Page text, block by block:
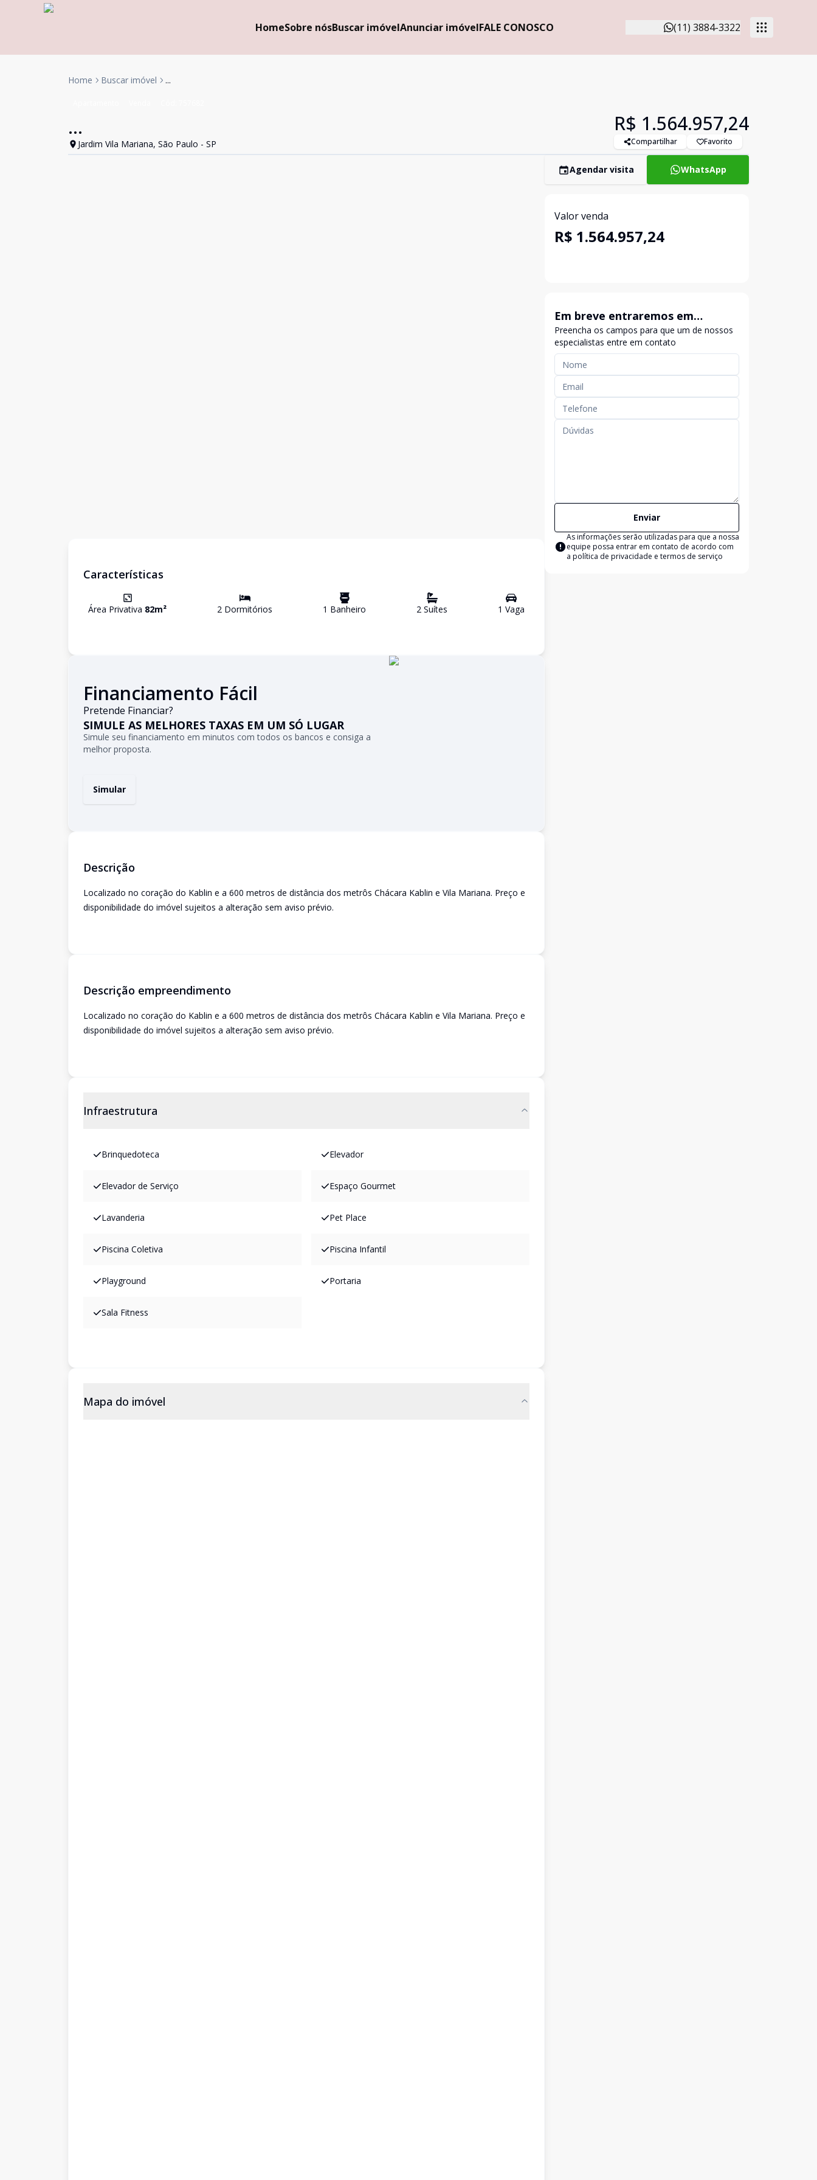
HomeSobre nósBuscar imóvelAnunciar imóvelFALE CONOSCO (11) 3884-3322
Home Buscar imóvel ...
...
Jardim Vila Mariana, São Paulo - SP
R$ 1.564.957,24
Compartilhar Favorito
Características
Área Privativa 82m² 2 Dormitórios 1 Banheiro 2 Suítes 1 Vaga
Financiamento Fácil
Pretende Financiar?
SIMULE AS MELHORES TAXAS EM UM SÓ LUGAR
Simule seu financiamento em minutos com todos os bancos e consiga a
melhor proposta.
Simular
Descrição
Localizado no coração do Kablin e a 600 metros de distância dos metrôs Chácara Kablin e Vila Mariana. Preço e
disponibilidade do imóvel sujeitos a alteração sem aviso prévio.
Descrição empreendimento
Localizado no coração do Kablin e a 600 metros de distância dos metrôs Chácara Kablin e Vila Mariana. Preço e
disponibilidade do imóvel sujeitos a alteração sem aviso prévio.
Infraestrutura
Brinquedoteca Elevador
Elevador de Serviço Espaço Gourmet
Lavanderia Pet Place
Piscina Coletiva Piscina Infantil
Playground Portaria
Sala Fitness
Mapa do imóvel
Agendar visita WhatsApp
Valor venda
R$ 1.564.957,24
Em breve entraremos em
contato
Preencha os campos para que um de nossos
especialistas entre em contato
Enviar
As informações serão utilizadas para que a nossa
equipe possa entrar em contato de acordo com
a política de privacidade e termos de serviço